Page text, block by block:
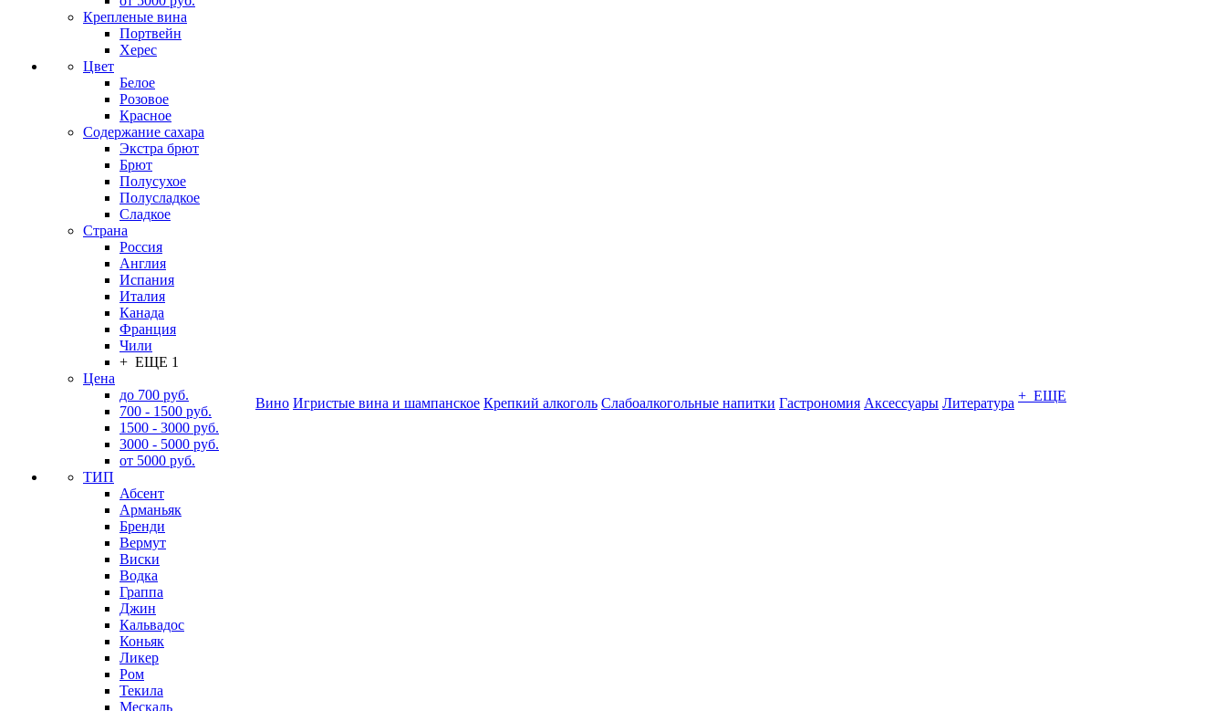
Крепленые вина
Портвейн
Херес
Цвет
Белое
Розовое
Красное
Содержание сахара
Экстра брют
Брют
Полусухое
Полусладкое
Сладкое
Страна
Россия
Англия
Испания
Италия
Канада
Франция
Чили
+ ЕЩЕ 1
Цена
до 700 руб.
700 - 1500 руб.
1500 - 3000 руб.
3000 - 5000 руб.
от 5000 руб.
ТИП
Абсент
Арманьяк
Бренди
Вермут
Виски
Водка
Граппа
Джин
Кальвадос
Коньяк
Ликер
Ром
Текила
Мескаль
Вино Игристые вина и шампанское Крепкий алкоголь Слабоалкогольные напитки Гастрономия Аксессуары Литература + ЕЩЕ